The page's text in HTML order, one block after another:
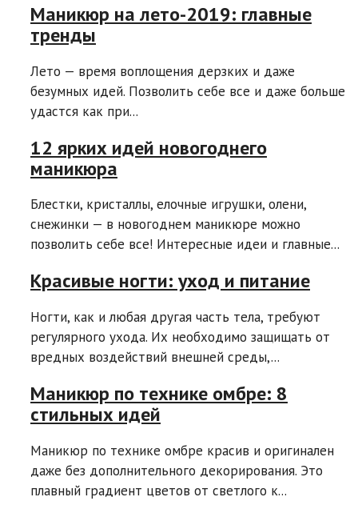
Маникюр на лето-2019: главные
тренды
Лето — время воплощения дерзких и даже
безумных идей. Позволить себе все и даже больше
удастся как при...
12 ярких идей новогоднего
маникюра
Блестки, кристаллы, елочные игрушки, олени,
снежинки — в новогоднем маникюре можно
позволить себе все! Интересные идеи и главные...
Красивые ногти: уход и питание
Ногти, как и любая другая часть тела, требуют
регулярного ухода. Их необходимо защищать от
вредных воздействий внешней среды,...
Маникюр по технике омбре: 8
стильных идей
Маникюр по технике омбре красив и оригинален
даже без дополнительного декорирования. Это
плавный градиент цветов от светлого к...